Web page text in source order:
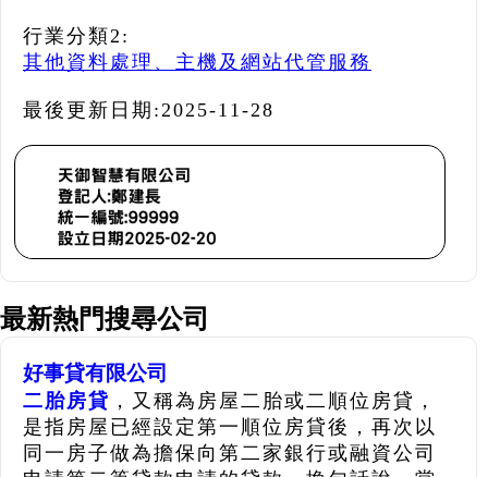
行業分類2:
其他資料處理、主機及網站代管服務
最後更新日期:2025-11-28
最新熱門搜尋公司
好事貸有限公司
二胎房貸 ，又稱為房屋二胎或二順位房貸，
是指房屋已經設定第一順位房貸後，再次以
同一房子做為擔保向第二家銀行或融資公司